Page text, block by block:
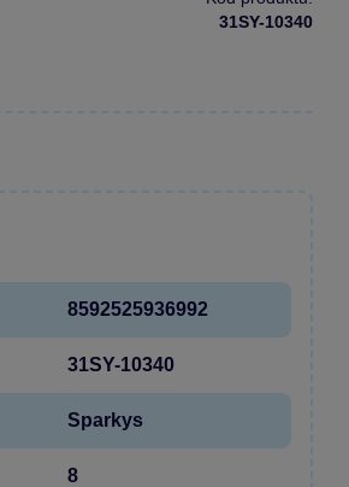
31SY-10340
8592525936992
31SY-10340
Sparkys
8